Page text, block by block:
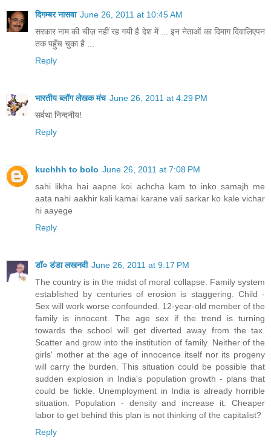
दिगम्बर नासवा June 26, 2011 at 10:45 AM
सरकार नाम की चीज़ नहीं रह गयी है देश में ... इन नेताओं का दिमाग दिवालिएपन
तक पहुँच चुका है ...
Reply
भारतीय ब्लॉग लेखक मंच June 26, 2011 at 4:29 PM
सर्वथा निन्दनीय!
Reply
kuchhh to bolo June 26, 2011 at 7:08 PM
sahi likha hai aapne koi achcha kam to inko samajh me
aata nahi aakhir kali kamai karane vali sarkar ko kale vichar
hi aayege
Reply
डॉ० डंडा लखनवी June 26, 2011 at 9:17 PM
The country is in the midst of moral collapse. Family system
established by centuries of erosion is staggering. Child -
Sex will work worse confounded. 12-year-old member of the
family is innocent. The age sex if the trend is turning
towards the school will get diverted away from the tax.
Scatter and grow into the institution of family. Neither of the
girls' mother at the age of innocence itself nor its progeny
will carry the burden. This situation could be possible that
sudden explosion in India's population growth - plans that
could be fickle. Unemployment in India is already horrible
situation. Population - density and increase it. Cheaper
labor to get behind this plan is not thinking of the capitalist?
Reply